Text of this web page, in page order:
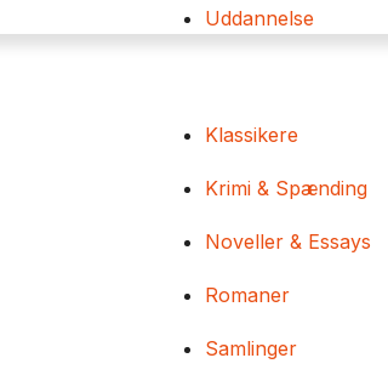
Uddannelse
Klassikere
Krimi & Spænding
Noveller & Essays
Romaner
Samlinger